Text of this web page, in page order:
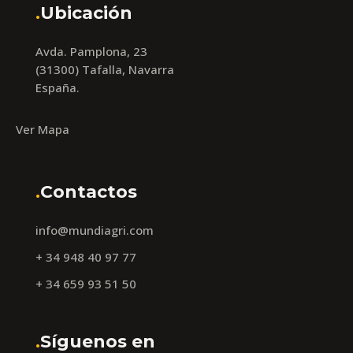
.Ubicación
Avda. Pamplona, 23
(31300) Tafalla, Navarra
España.
Ver Mapa
.Contactos
info@mundiagri.com
+ 34 948 40 97 77
+ 34 659 93 51 50
.Síguenos en